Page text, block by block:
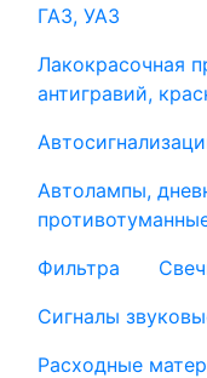
ГАЗ, УАЗ
Лакокрасочная
антигравий,
Автолампы,
Фильтра
Сигналы
Расходные